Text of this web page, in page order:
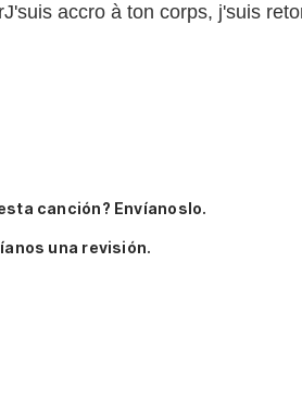
accro à ton corps, j'suis
canción? Envíanoslo.
una revisión.